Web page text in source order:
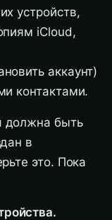
устройств,
iCloud,
аккаунт)
контактами.
должна быть
в
это. Пока